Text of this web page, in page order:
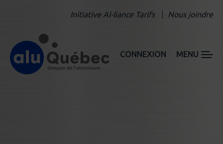
Initiative Al-liance Tarifs Nous joindre
CONNEXION MENU